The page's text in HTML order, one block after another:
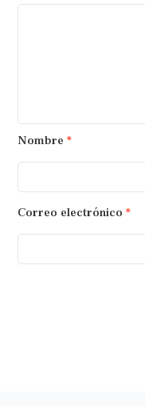
Nombre *
Correo electrónico *